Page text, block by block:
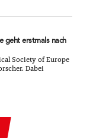
geht erstmals nach
Society of Europe
Dabei